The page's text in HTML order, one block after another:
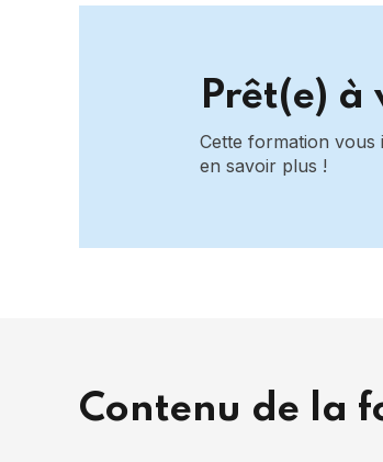
Prêt(e)
Cette formation vous
en savoir plus !
Contenu de la